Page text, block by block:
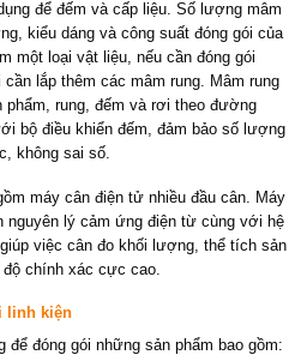
để đếm và cấp liệu. Số lượng mâm
kiểu dáng và công suất đóng gói của
một loại vật liệu, nếu cần đóng gói
lắp thêm các mâm rung. Mâm rung
rung, đếm và rơi theo đường
bộ điều khiển đếm, đảm bảo số lượng
không sai số.
máy cân điện tử nhiều đầu cân. Máy
nguyên lý cảm ứng điện từ cùng với hệ
việc cân đo khối lượng, thể tích sản
chính xác cực cao.
linh kiện
để đóng gói những sản phẩm bao gồm: